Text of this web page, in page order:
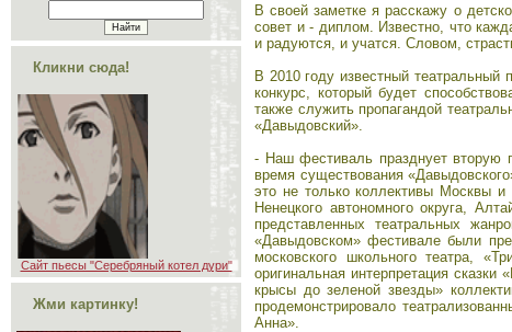
Кликни сюда!
Сайт пьесы "Серебряный котел дури"
Жми картинку!
В своей заметке я расскажу о
совет и - диплом. Известно, что
и радуются, и учатся. Словом,
В 2010 году известный театральный
конкурс, который будет
также служить пропагандой
«Давыдовский».
- Наш фестиваль празднует вторую
время существования
это не только коллективы Москвы
Ненецкого автономного округа,
представленных театральных
«Давыдовском» фестивале были
московского школьного театра,
оригинальная интерпретация
крысы до зеленой звезды»
продемонстрировало
Анна».